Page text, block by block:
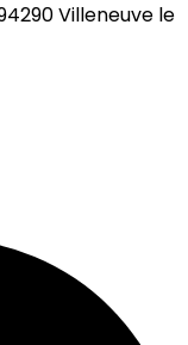
Villeneuve le